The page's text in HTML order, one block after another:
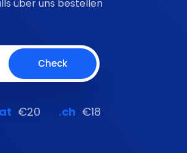
über uns bestellen
€20 .ch €18